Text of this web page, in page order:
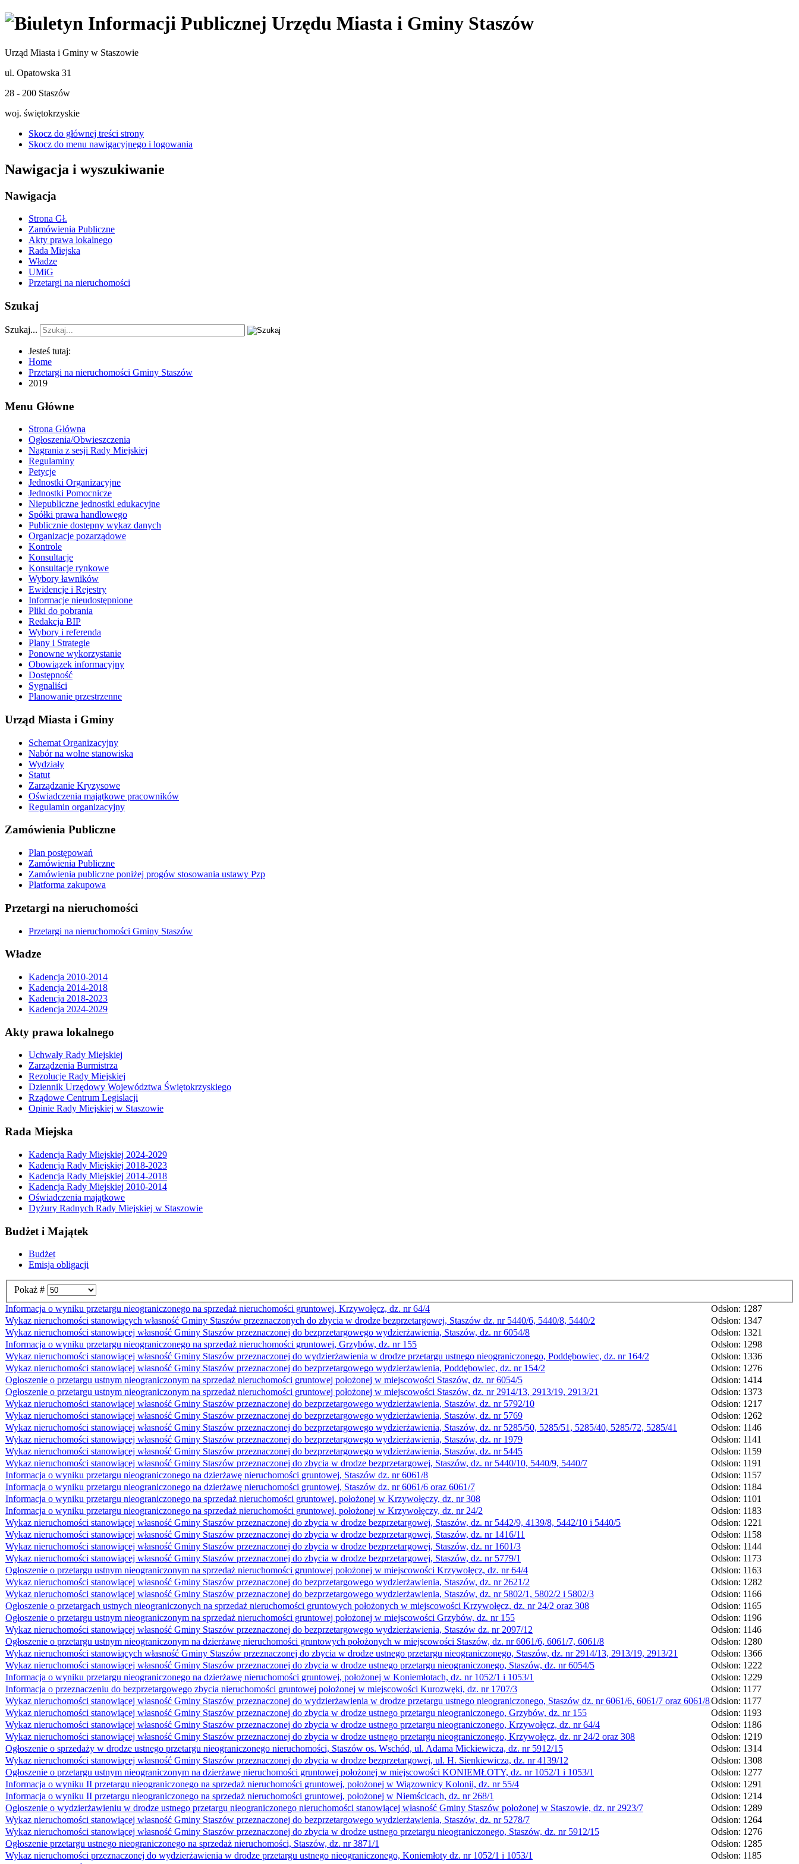
Urząd Miasta i Gminy w Staszowie
ul. Opatowska 31
28 - 200 Staszów
woj. świętokrzyskie
Skocz do głównej treści strony
Skocz do menu nawigacyjnego i logowania
Nawigacja i wyszukiwanie
Nawigacja
Strona Gł.
Zamówienia Publiczne
Akty prawa lokalnego
Rada Miejska
Władze
UMiG
Przetargi na nieruchomości
Szukaj
Szukaj...
Jesteś tutaj:
Home
Przetargi na nieruchomości Gminy Staszów
2019
Menu Główne
Strona Główna
Ogłoszenia/Obwieszczenia
Nagrania z sesji Rady Miejskiej
Regulaminy
Petycje
Jednostki Organizacyjne
Jednostki Pomocnicze
Niepubliczne jednostki edukacyjne
Spółki prawa handlowego
Publicznie dostępny wykaz danych
Organizacje pozarządowe
Kontrole
Konsultacje
Konsultacje rynkowe
Wybory ławników
Ewidencje i Rejestry
Informacje nieudostępnione
Pliki do pobrania
Redakcja BIP
Wybory i referenda
Plany i Strategie
Ponowne wykorzystanie
Obowiązek informacyjny
Dostępność
Sygnaliści
Planowanie przestrzenne
Urząd Miasta i Gminy
Schemat Organizacyjny
Nabór na wolne stanowiska
Wydziały
Statut
Zarządzanie Kryzysowe
Oświadczenia majątkowe pracowników
Regulamin organizacyjny
Zamówienia Publiczne
Plan postępowań
Zamówienia Publiczne
Zamówienia publiczne poniżej progów stosowania ustawy Pzp
Platforma zakupowa
Przetargi na nieruchomości
Przetargi na nieruchomości Gminy Staszów
Władze
Kadencja 2010-2014
Kadencja 2014-2018
Kadencja 2018-2023
Kadencja 2024-2029
Akty prawa lokalnego
Uchwały Rady Miejskiej
Zarządzenia Burmistrza
Rezolucje Rady Miejskiej
Dziennik Urzędowy Województwa Świętokrzyskiego
Rządowe Centrum Legislacji
Opinie Rady Miejskiej w Staszowie
Rada Miejska
Kadencja Rady Miejskiej 2024-2029
Kadencja Rady Miejskiej 2018-2023
Kadencja Rady Miejskiej 2014-2018
Kadencja Rady Miejskiej 2010-2014
Oświadczenia majątkowe
Dyżury Radnych Rady Miejskiej w Staszowie
Budżet i Majątek
Budżet
Emisja obligacji
Pokaż #
Informacja o wyniku przetargu nieograniczonego na sprzedaż nieruchomości gruntowej, Krzywołęcz, dz. nr 64/4
Odsłon: 1287
Wykaz nieruchomości stanowiących własność Gminy Staszów przeznaczonych do zbycia w drodze bezprzetargowej, Staszów dz. nr 5440/6, 5440/8, 5440/2
Odsłon: 1347
Wykaz nieruchomości stanowiącej własność Gminy Staszów przeznaczonej do bezprzetargowego wydzierżawienia, Staszów, dz. nr 6054/8
Odsłon: 1321
Informacja o wyniku przetargu nieograniczonego na sprzedaż nieruchomości gruntowej, Grzybów, dz. nr 155
Odsłon: 1298
Wykaz nieruchomości stanowiącej własność Gminy Staszów przeznaczonej do wydzierżawienia w drodze przetargu ustnego nieograniczonego, Poddębowiec, dz. nr 164/2
Odsłon: 1336
Wykaz nieruchomości stanowiącej własność Gminy Staszów przeznaczonej do bezprzetargowego wydzierżawienia, Poddębowiec, dz. nr 154/2
Odsłon: 1276
Ogłoszenie o przetargu ustnym nieograniczonym na sprzedaż nieruchomości gruntowej położonej w miejscowości Staszów, dz. nr 6054/5
Odsłon: 1414
Ogłoszenie o przetargu ustnym nieograniczonym na sprzedaż nieruchomości gruntowej położonej w miejscowości Staszów, dz. nr 2914/13, 2913/19, 2913/21
Odsłon: 1373
Wykaz nieruchomości stanowiącej własność Gminy Staszów przeznaczonej do bezprzetargowego wydzierżawienia, Staszów, dz. nr 5792/10
Odsłon: 1217
Wykaz nieruchomości stanowiącej własność Gminy Staszów przeznaczonej do bezprzetargowego wydzierżawienia, Staszów, dz. nr 5769
Odsłon: 1262
Wykaz nieruchomości stanowiącej własność Gminy Staszów przeznaczonej do bezprzetargowego wydzierżawienia, Staszów, dz. nr 5285/50, 5285/51, 5285/40, 5285/72, 5285/41
Odsłon: 1146
Wykaz nieruchomości stanowiącej własność Gminy Staszów przeznaczonej do bezprzetargowego wydzierżawienia, Staszów, dz. nr 1979
Odsłon: 1141
Wykaz nieruchomości stanowiącej własność Gminy Staszów przeznaczonej do bezprzetargowego wydzierżawienia, Staszów, dz. nr 5445
Odsłon: 1159
Wykaz nieruchomości stanowiącej własność Gminy Staszów przeznaczonej do zbycia w drodze bezprzetargowej, Staszów, dz. nr 5440/10, 5440/9, 5440/7
Odsłon: 1191
Informacja o wyniku przetargu nieograniczonego na dzierżawę nieruchomości gruntowej, Staszów dz. nr 6061/8
Odsłon: 1157
Informacja o wyniku przetargu nieograniczonego na dzierżawę nieruchomości gruntowej, Staszów dz. nr 6061/6 oraz 6061/7
Odsłon: 1184
Informacja o wyniku przetargu nieograniczonego na sprzedaż nieruchomości gruntowej, położonej w Krzywołęczy, dz. nr 308
Odsłon: 1101
Informacja o wyniku przetargu nieograniczonego na sprzedaż nieruchomości gruntowej, położonej w Krzywołęczy, dz. nr 24/2
Odsłon: 1183
Wykaz nieruchomości stanowiącej własność Gminy Staszów przeznaczonej do zbycia w drodze bezprzetargowej, Staszów, dz. nr 5442/9, 4139/8, 5442/10 i 5440/5
Odsłon: 1221
Wykaz nieruchomości stanowiącej własność Gminy Staszów przeznaczonej do zbycia w drodze bezprzetargowej, Staszów, dz. nr 1416/11
Odsłon: 1158
Wykaz nieruchomości stanowiącej własność Gminy Staszów przeznaczonej do zbycia w drodze bezprzetargowej, Staszów, dz. nr 1601/3
Odsłon: 1144
Wykaz nieruchomości stanowiącej własność Gminy Staszów przeznaczonej do zbycia w drodze bezprzetargowej, Staszów, dz. nr 5779/1
Odsłon: 1173
Ogłoszenie o przetargu ustnym nieograniczonym na sprzedaż nieruchomości gruntowej położonej w miejscowości Krzywołęcz, dz. nr 64/4
Odsłon: 1163
Wykaz nieruchomości stanowiącej własność Gminy Staszów przeznaczonej do bezprzetargowego wydzierżawienia, Staszów, dz. nr 2621/2
Odsłon: 1282
Wykaz nieruchomości stanowiącej własność Gminy Staszów przeznaczonej do bezprzetargowego wydzierżawienia, Staszów, dz. nr 5802/1, 5802/2 i 5802/3
Odsłon: 1166
Ogłoszenie o przetargach ustnych nieograniczonych na sprzedaż nieruchomości gruntowych położonych w miejscowości Krzywołęcz, dz. nr 24/2 oraz 308
Odsłon: 1165
Ogłoszenie o przetargu ustnym nieograniczonym na sprzedaż nieruchomości gruntowej położonej w miejscowości Grzybów, dz. nr 155
Odsłon: 1196
Wykaz nieruchomości stanowiącej własność Gminy Staszów przeznaczonej do bezprzetargowego wydzierżawienia, Staszów dz. nr 2097/12
Odsłon: 1146
Ogłoszenie o przetargu ustnym nieograniczonym na dzierżawę nieruchomości gruntowych położonych w miejscowości Staszów, dz. nr 6061/6, 6061/7, 6061/8
Odsłon: 1280
Wykaz nieruchomości stanowiących własność Gminy Staszów przeznaczonej do zbycia w drodze ustnego przetargu nieograniczonego, Staszów, dz. nr 2914/13, 2913/19, 2913/21
Odsłon: 1366
Wykaz nieruchomości stanowiącej własność Gminy Staszów przeznaczonej do zbycia w drodze ustnego przetargu nieograniczonego, Staszów, dz. nr 6054/5
Odsłon: 1222
Informacja o wyniku przetargu nieograniczonego na dzierżawę nieruchomości gruntowej, położonej w Koniemłotach, dz. nr 1052/1 i 1053/1
Odsłon: 1229
Informacja o przeznaczeniu do bezprzetargowego zbycia nieruchomości gruntowej położonej w miejscowości Kurozwęki, dz. nr 1707/3
Odsłon: 1177
Wykaz nieruchomości stanowiącej własność Gminy Staszów przeznaczonej do wydzierżawienia w drodze przetargu ustnego nieograniczonego, Staszów dz. nr 6061/6, 6061/7 oraz 6061/8Odsłon: 1177
Wykaz nieruchomości stanowiącej własność Gminy Staszów przeznaczonej do zbycia w drodze ustnego przetargu nieograniczonego, Grzybów, dz. nr 155
Odsłon: 1193
Wykaz nieruchomości stanowiącej własność Gminy Staszów przeznaczonej do zbycia w drodze ustnego przetargu nieograniczonego, Krzywołęcz, dz. nr 64/4
Odsłon: 1186
Wykaz nieruchomości stanowiącej własność Gminy Staszów przeznaczonej do zbycia w drodze ustnego przetargu nieograniczonego, Krzywołęcz, dz. nr 24/2 oraz 308
Odsłon: 1219
Ogłoszenie o sprzedaży w drodze ustnego przetargu nieograniczonego nieruchomości, Staszów os. Wschód, ul. Adama Mickiewicza, dz. nr 5912/15
Odsłon: 1314
Wykaz nieruchomości stanowiącej własność Gminy Staszów przeznaczonej do zbycia w drodze bezprzetargowej, ul. H. Sienkiewicza, dz. nr 4139/12
Odsłon: 1308
Ogłoszenie o przetargu ustnym nieograniczonym na dzierżawę nieruchomości gruntowej położonej w miejscowości KONIEMŁOTY, dz. nr 1052/1 i 1053/1
Odsłon: 1277
Informacja o wyniku II przetargu nieograniczonego na sprzedaż nieruchomości gruntowej, położonej w Wiązownicy Kolonii, dz. nr 55/4
Odsłon: 1291
Informacja o wyniku II przetargu nieograniczonego na sprzedaż nieruchomości gruntowej, położonej w Niemścicach, dz. nr 268/1
Odsłon: 1214
Ogłoszenie o wydzierżawieniu w drodze ustnego przetargu nieograniczonego nieruchomości stanowiącej własność Gminy Staszów położonej w Staszowie, dz. nr 2923/7
Odsłon: 1289
Wykaz nieruchomości stanowiącej własność Gminy Staszów przeznaczonej do bezprzetargowego wydzierżawienia, Staszów, dz. nr 5278/7
Odsłon: 1264
Wykaz nieruchomości stanowiącej własność Gminy Staszów przeznaczonej do zbycia w drodze ustnego przetargu nieograniczonego, Staszów, dz. nr 5912/15
Odsłon: 1276
Ogłoszenie przetargu ustnego nieograniczonego na sprzedaż nieruchomości, Staszów, dz. nr 3871/1
Odsłon: 1285
Wykaz nieruchomości przeznaczonej do wydzierżawienia w drodze przetargu ustnego nieograniczonego, Koniemłoty dz. nr 1052/1 i 1053/1
Odsłon: 1185